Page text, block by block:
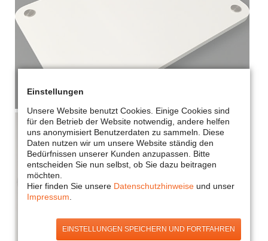
Einstellungen
Unsere Website benutzt Cookies. Einige Cookies sind
für den Betrieb der Website notwendig, andere helfen
uns anonymisiert Benutzerdaten zu sammeln. Diese
Daten nutzen wir um unsere Website ständig den
Bedürfnissen unserer Kunden anzupassen. Bitte
entscheiden Sie nun selbst, ob Sie dazu beitragen
möchten.
Hier finden Sie unsere Datenschutzhinweise und unser
Impressum
EINSTELLUNGEN SPEICHERN UND FORTFAHREN